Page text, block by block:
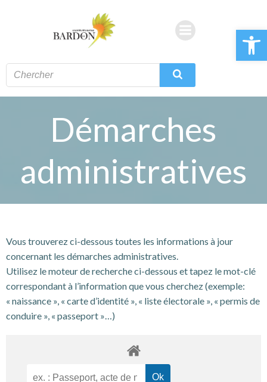
Ouvrir
Démarches
administratives
Vous trouverez ci-dessous toutes les informations à jour
concernant les démarches administratives.
Utilisez le moteur de recherche ci-dessous et tapez le mot-clé
correspondant à l’information que vous cherchez (exemple:
« naissance », « carte d’identité », « liste électorale », « permis de
conduire », « passeport »…)